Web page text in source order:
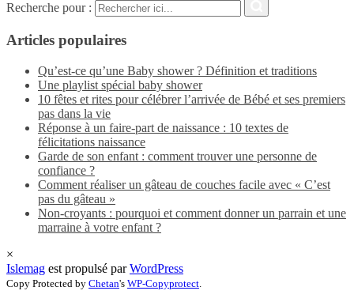
Recherche pour :
Articles populaires
Qu’est-ce qu’une Baby shower ? Définition et traditions
Une playlist spécial baby shower
10 fêtes et rites pour célébrer l’arrivée de Bébé et ses premiers
pas dans la vie
Réponse à un faire-part de naissance : 10 textes de
félicitations naissance
Garde de son enfant : comment trouver une personne de
confiance ?
Comment réaliser un gâteau de couches facile avec « C’est
pas du gâteau »
Non-croyants : pourquoi et comment donner un parrain et une
marraine à votre enfant ?
×
Islemag est propulsé parWordPress
Copy Protected by Chetan's WP-Copyprotect